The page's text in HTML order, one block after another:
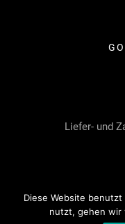
Liefer- und
Diese Website
nutzt, gehen wir